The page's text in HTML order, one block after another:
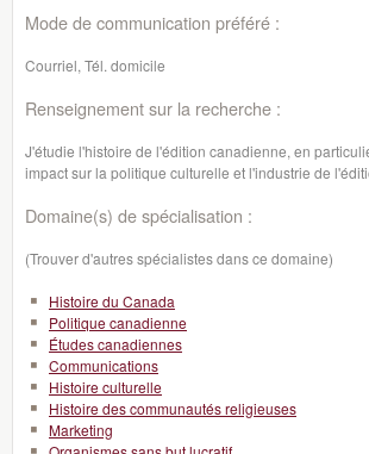
Mode de communication préféré :
Courriel, Tél. domicile
Renseignement sur la recherche :
J'étudie l'histoire de l'édition canadienne, en
impact sur la politique culturelle et l'industrie de
Domaine(s) de spécialisation :
(Trouver d'autres spécialistes dans ce domaine)
Histoire du Canada
Politique canadienne
Études canadiennes
Communications
Histoire culturelle
Histoire des communautés religieuses
Marketing